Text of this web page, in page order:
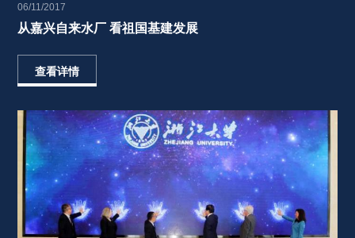
06/11/2017
从嘉兴自来水厂 看祖国基建发展
查看详情